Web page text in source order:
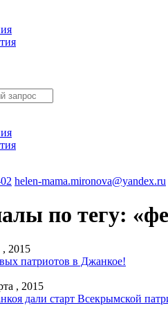
helen-mama.mironova@yandex.ru
по тегу:
, 2015
патриотов в Джанкое!
, 2015
дали старт Всекрымской